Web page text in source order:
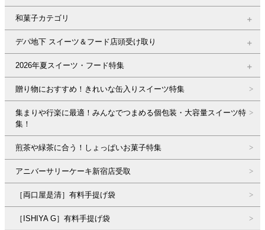
和菓子カテゴリ
デパ地下 スイーツ＆フード店頭受け取り
2026年夏スイーツ・フード特集
贈り物におすすめ！きれいな缶入りスイーツ特集
集まりや行楽に最適！みんなでつまめる個包装・大容量スイーツ特
集！
煎茶や緑茶に合う！しょっぱいお菓子特集
アニバーサリーケーキ新宿店受取
［両口屋是清］有料手提げ袋
［ISHIYA G］有料手提げ袋